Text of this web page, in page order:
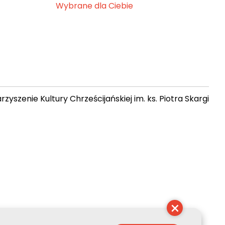
Wybrane dla Ciebie
Kultury Chrześcijańskiej im. ks. Piotra Skargi
×